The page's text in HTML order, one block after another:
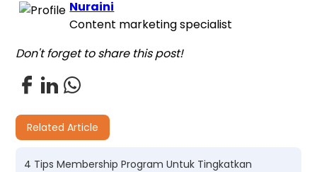
Nuraini
Content marketing specialist
Don't forget to share this post!
Related Article
4 Tips Membership Program Untuk Tingkatkan